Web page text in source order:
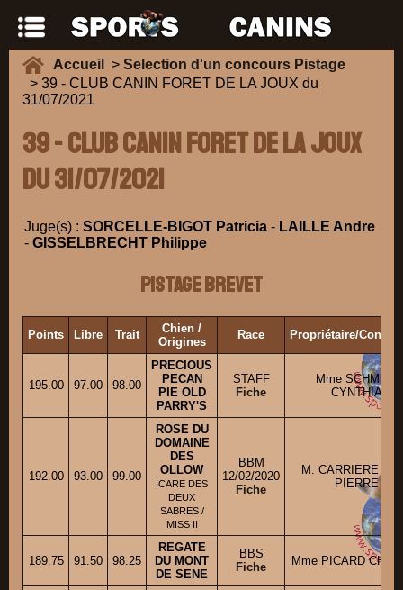
Accueil > Selection d'un concours Pistage
> 39 - CLUB CANIN FORET DE LA JOUX du
31/07/2021
39 - CLUB CANIN FORET DE LA JOUX
du 31/07/2021
Juge(s) : SORCELLE-BIGOT Patricia - LAILLE Andre
- GISSELBRECHT Philippe
Pistage Brevet
Points Libre Trait
Chien /
Origines
Race Propriétaire/
195.00 97.00 98.00
PRECIOUS
PECAN
PIE OLD
PARRY'S
STAFF
Fiche
Mme SCHMITT
CYNTHIA
192.00 93.00 99.00
ROSE DU
DOMAINE
DES
OLLOW
ICARE DES
DEUX
SABRES /
MISS II
BBM
12/02/2020
Fiche
M. CARRIERE
PIERRE
189.75 91.50 98.25
REGATE
DU MONT
DE SENE
BBS
Fiche
Mme PICARD